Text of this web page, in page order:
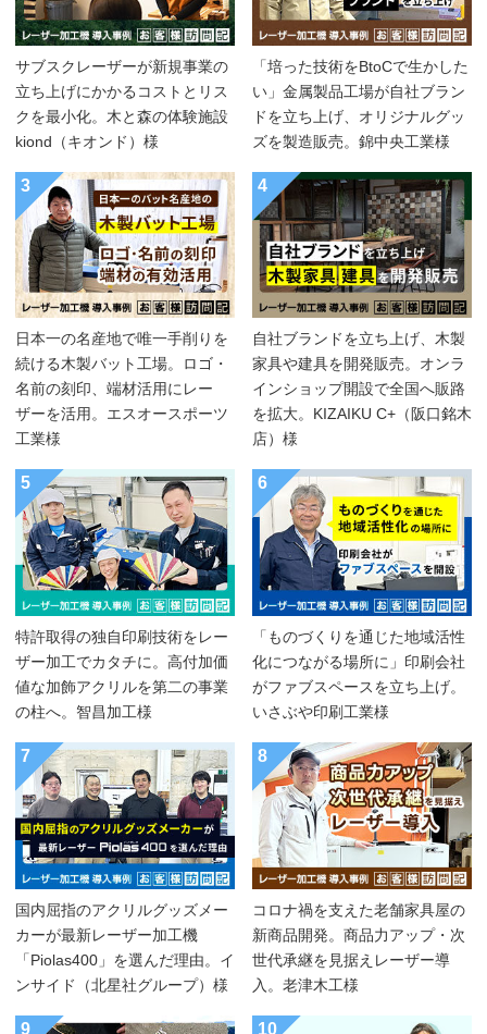
サブスクレーザーが新規事業の
立ち上げにかかるコストとリス
クを最小化。木と森の体験施設
kiond（キオンド）様
「培った技術をBtoCで生かした
い」金属製品工場が自社ブラン
ドを立ち上げ、オリジナルグッ
ズを製造販売。錦中央工業様
3
日本一の名産地で唯一手削りを
続ける木製バット工場。ロゴ・
名前の刻印、端材活用にレー
ザーを活用。エスオースポーツ
工業様
4
自社ブランドを立ち上げ、木製
家具や建具を開発販売。オンラ
インショップ開設で全国へ販路
を拡大。KIZAIKU C+（阪口銘木
店）様
5
特許取得の独自印刷技術をレー
ザー加工でカタチに。高付加価
値な加飾アクリルを第二の事業
の柱へ。智昌加工様
6
「ものづくりを通じた地域活性
化につながる場所に」印刷会社
がファブスペースを立ち上げ。
いさぶや印刷工業様
7
国内屈指のアクリルグッズメー
カーが最新レーザー加工機
「Piolas400」を選んだ理由。イ
ンサイド（北星社グループ）様
8
コロナ禍を支えた老舗家具屋の
新商品開発。商品力アップ・次
世代承継を見据えレーザー導
入。老津木工様
9 10